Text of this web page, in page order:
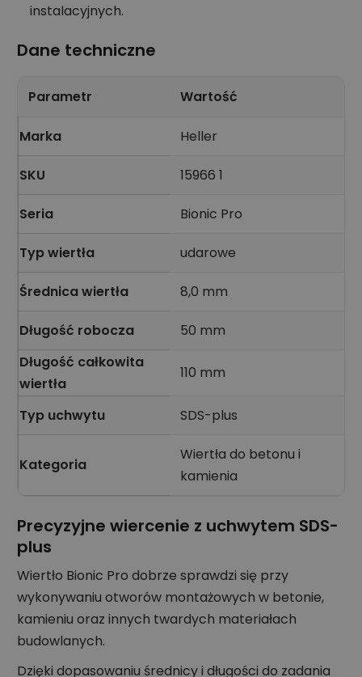
instalacyjnych.
Dane techniczne
Parametr Wartość
Marka Heller
SKU 15966 1
Seria Bionic Pro
Typ wiertła udarowe
Średnica wiertła 8,0 mm
Długość robocza
50 mm
Długość całkowita
wiertła
110 mm
Typ uchwytu SDS-plus
Kategoria
Wiertła do betonu i
kamienia
Precyzyjne wiercenie z uchwytem SDS-
plus
Wiertło Bionic Pro dobrze sprawdzi się przy
wykonywaniu otworów montażowych w betonie,
kamieniu oraz innych twardych materiałach
budowlanych.
Dzięki dopasowaniu średnicy i długości do zadania